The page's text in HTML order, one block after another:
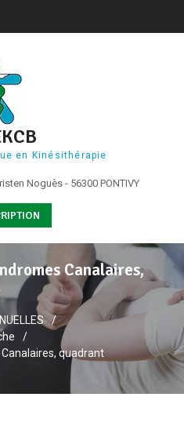
en Kinésithérapie
Noguès - 56300 PONTIVY
Canalaires,
Canalaires, quadrant